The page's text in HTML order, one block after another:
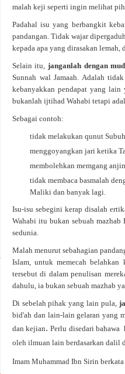
malah keji seperti ingin melihat
Padahal isu yang berbangkit
pandangan. Tidak wajar
kepada apa yang dirasakan
Selain itu,janganlah dengan
Sunnah wal Jamaah. Adalah
kebanyakkan pendapat yang
bukanlah ijtihad Wahabi tetapi
Sebagai contoh:
tidak melakukan qunut
menggoyangkan jari ketika
membolehkan memgang
tidak membaca basmalah
Maliki dan banyak lagi.
Isu-isu sebegini kerap disalah
Wahabi itu bukan sebuah
sedunia.
Malah menurut sebahagian
Islam, untuk memecah belahkan
tersebut di dalam penulisan
dahulu, ia bukan sebuah mazhab
Di sebelah pihak yang lain pula,
bid'ah dan lain-lain gelaran yang
dan kejian. Perlu disedari
oleh ilmuan lain berdasarkan dalil
Imam Muhammad Ibn Sirin berkata